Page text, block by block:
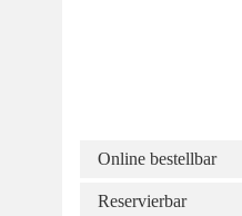
Online bestellbar
Reservierbar